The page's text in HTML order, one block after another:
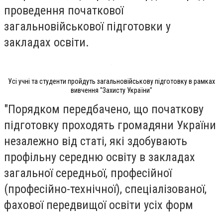
проведення початкової
загальновійськової підготовки у
закладах освіти.
Усі учні та студенти пройдуть загальновійськову підготовку в рамках
вивчення "Захисту України"
"Порядком передбачено, що початкову
підготовку проходять громадяни України
незалежно від статі, які здобувають
профільну середню освіту в закладах
загальної середньої, професійної
(професійно-технічної), спеціалізованої,
фахової передвищої освіти усіх форм